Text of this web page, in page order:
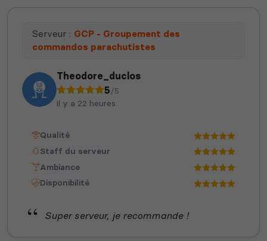
Serveur : GCP - Groupement des
commandos parachutistes
Theodore_duclos
5/5
il y a 22 heures
Qualité
Staff du serveur
Ambiance
Disponibilité
Super serveur, je recommande !